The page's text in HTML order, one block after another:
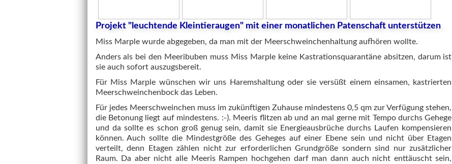
Projekt "leuchtende Kleintieraugen" mit einer monatlichen Patenschaft unterstützen
Miss Marple wurde abgegeben, da man mit der Meerschweinchenhaltung aufhören wollte.
Anders als bei den Meeribuben muss Miss Marple keine Kastrationsquarantäne absitzen, darum ist
sie auch sofort auszugsbereit.
Für Miss Marple wünschen wir uns Haremshaltung oder sie versüßt einem einsamen, kastrierten
Meerschweinchenbock das Leben.
Für jedes Meerschweinchen muss im zukünftigen Zuhause mindestens 0,5 qm zur Verfügung stehen,
die Betonung liegt auf mindestens. :-). Meeris flitzen ab und an mal gerne mit Tempo durchs Gehege
und da sollte es schon groß genug sein, damit sie Energieausbrüche durchs Laufen kompensieren
können. Auch sollte die Mindestgröße des Geheges auf einer Ebene sein und nicht über Etagen
verteilt, denn Etagen zählen nicht zur erforderlichen Grundgröße sondern sind nur zusätzlicher
Raum. Da aber nicht alle Meeris Rampen hochgehen darf man dann auch nicht enttäuscht sein,